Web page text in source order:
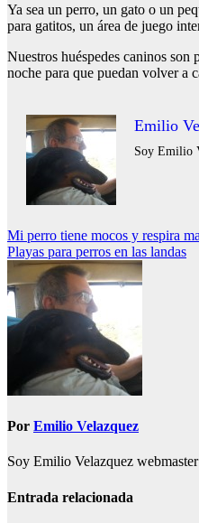
Ya sea un perro, un gato o un
para gatitos, un área de juego
Nuestros huéspedes caninos son
noche para que puedan volver a
Emilio
Soy Emilio
Navegación
de
entradas
Mi perro tiene mocos y respira
Playas para perros en las landas
Por Emilio Velazquez
Soy Emilio Velazquez
Entrada relacionada